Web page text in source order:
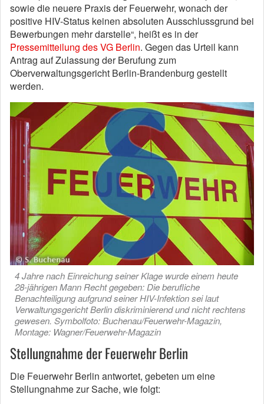
sowie die neuere Praxis der Feuerwehr, wonach der
positive HIV-Status keinen absoluten Ausschlussgrund bei
Bewerbungen mehr darstelle“, heißt es in der
Pressemitteilung des VG Berlin. Gegen das Urteil kann
Antrag auf Zulassung der Berufung zum
Oberverwaltungsgericht Berlin-Brandenburg gestellt
werden.
4 Jahre nach Einreichung seiner Klage wurde einem heute
28-jährigen Mann Recht gegeben: Die berufliche
Benachteiligung aufgrund seiner HIV-Infektion sei laut
Verwaltungsgericht Berlin diskriminierend und nicht rechtens
gewesen. Symbolfoto: Buchenau/Feuerwehr-Magazin,
Montage: Wagner/Feuerwehr-Magazin
Stellungnahme der Feuerwehr Berlin
Die Feuerwehr Berlin antwortet, gebeten um eine
Stellungnahme zur Sache, wie folgt: